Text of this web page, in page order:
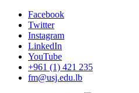
Facebook
Twitter
Instagram
LinkedIn
YouTube
+961 (1) 421 235
fm@usj.edu.lb